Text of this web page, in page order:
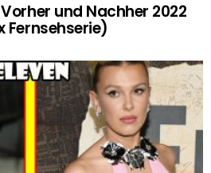
und Nachher 2022
Fernsehserie)